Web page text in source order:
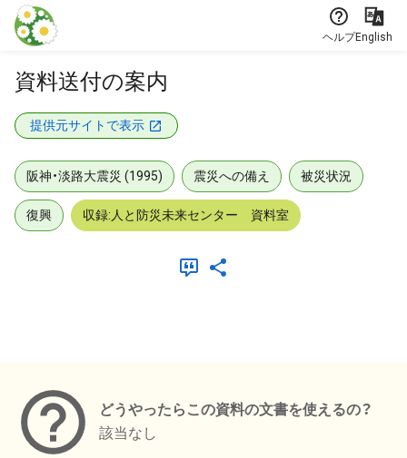
本文に飛ぶ
ヘルプEnglish
資料送付の案内
提供元サイトで表示
阪神・淡路大震災 (1995) 震災への備え 被災状況
復興 収録:人と防災未来センター 資料室
どうやったらこの資料の文書を使えるの？
該当なし